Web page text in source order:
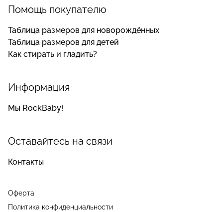
Помощь покупателю
Таблица размеров для новорождённых
Таблица размеров для детей
Как стирать и гладить?
Информация
Мы RockBaby!
Оставайтесь на связи
Контакты
Оферта
Политика конфиденциальности